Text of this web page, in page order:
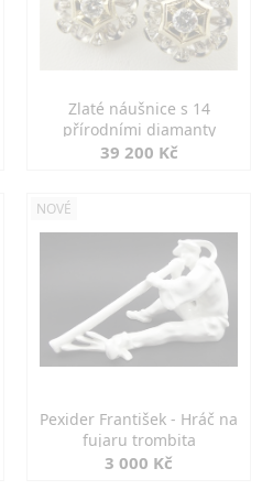
Zlaté náušnice s 14
přírodními diamanty
39 200 Kč
NOVÉ
Pexider František - Hráč na
fujaru trombita
3 000 Kč